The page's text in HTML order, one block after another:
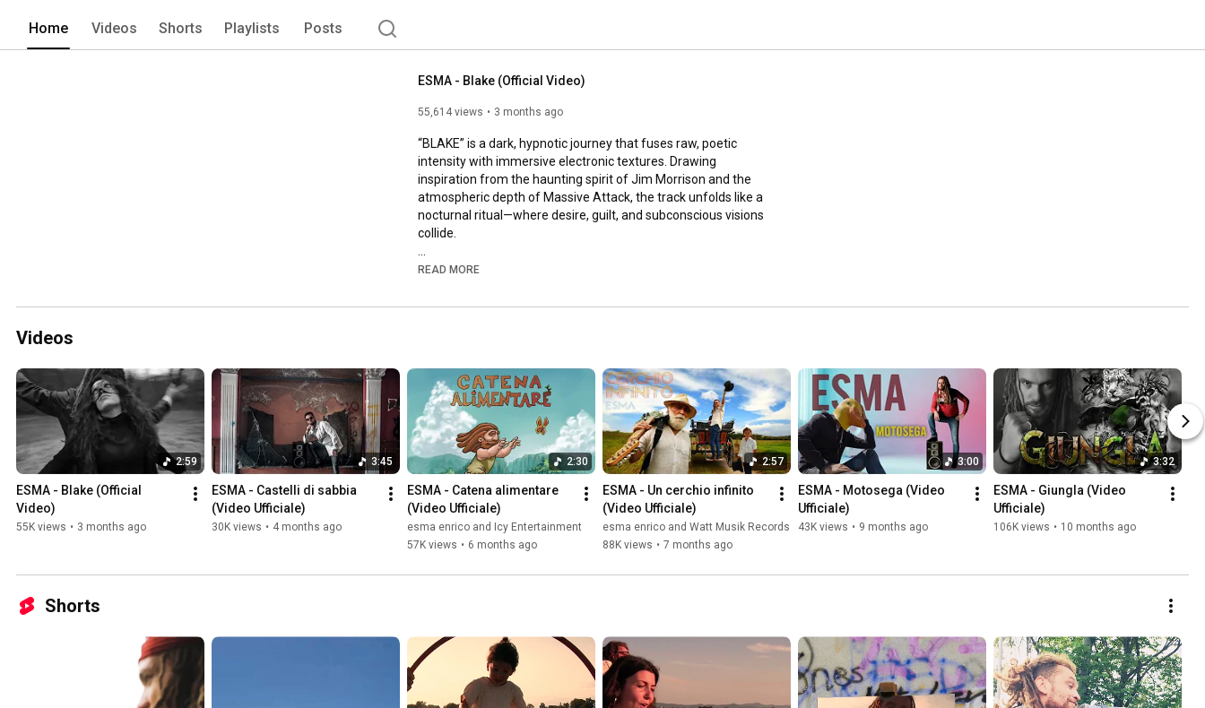
Home Videos Shorts Playlists Posts
ESMA - Blake (Official Video)
55,614 views 3 months ago
“BLAKE” is a dark, hypnotic journey that fuses raw, poetic
intensity with immersive electronic textures. Drawing
inspiration from the haunting spirit of Jim Morrison and the
atmospheric depth of Massive Attack, the track unfolds like a
nocturnal ritual—where desire, guilt, and subconscious visions
collide.
Driven by pulsating beats and shadowy melodies, “BLAKE”
and decay. Its lyrics evoke a surreal inner world populated by
Video: Ronf Animation
Label & Publishing: Watt Musik
READ MORE
Videos
2:59
ESMA - Blake (Official
Video)
55K views • 3 months ago
3:45
ESMA - Castelli di sabbia
(Video Ufficiale)
30K views • 4 months ago
2:30
ESMA - Catena alimentare
(Video Ufficiale)
esma enrico and Icy Entertainment
57K views • 6 months ago
2:57
ESMA - Un cerchio infinito
(Video Ufficiale)
esma enrico and Watt Musik Records
88K views • 7 months ago
3:00
ESMA - Motosega (Video
Ufficiale)
43K views • 9 months ago
3:32
ESMA - Giungla (Video
Ufficiale)
106K views • 10 months ago
Shorts